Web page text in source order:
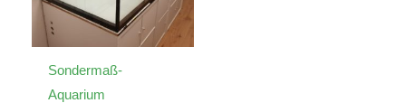
Sondermaß-
Aquarium